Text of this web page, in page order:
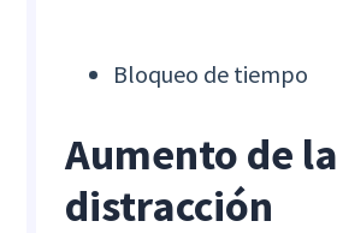
Bloqueo de tiempo
Aumento de la
distracción